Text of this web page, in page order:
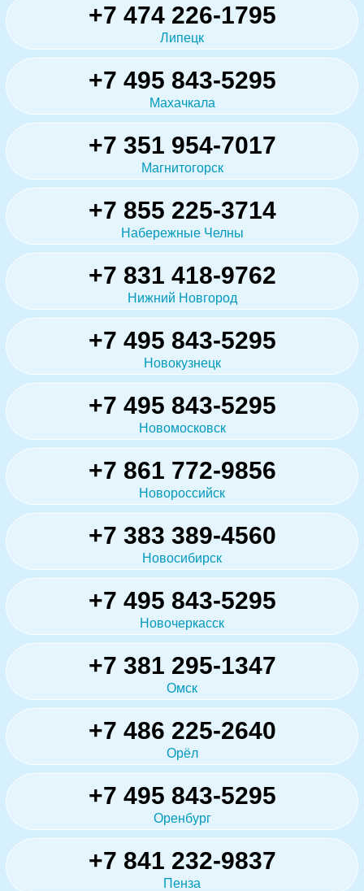
+7 474 226-1795
Липецк
+7 495 843-5295
Махачкала
+7 351 954-7017
Магнитогорск
+7 855 225-3714
Набережные Челны
+7 831 418-9762
Нижний Новгород
+7 495 843-5295
Новокузнецк
+7 495 843-5295
Новомосковск
+7 861 772-9856
Новороссийск
+7 383 389-4560
Новосибирск
+7 495 843-5295
Новочеркасск
+7 381 295-1347
Омск
+7 486 225-2640
Орёл
+7 495 843-5295
Оренбург
+7 841 232-9837
Пенза